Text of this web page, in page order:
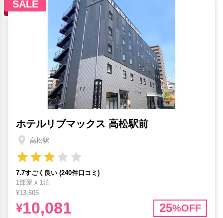
SALE
ホテルリブマックス 高松駅前
高松駅
7.7すごく良い (240件口コミ)
1部屋 x 1泊
¥13,505
¥10,081 25%OFF